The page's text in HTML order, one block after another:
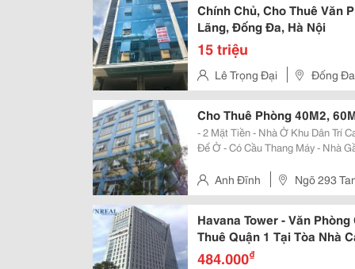
Chính Chủ, Cho Thuê Văn
Lãng, Đống Đa, Hà Nội
15 triệu
Lê Trọng Đại Đống
Cho Thuê Phòng 40M2,
- 2 Mặt Tiền - Nhà Ở Khu Dân Trí Cao , Antt, Tốt Thích Hợp Để Làm Vp, Hoặc
Để Ở - Có Cầu Thang Máy - Nhà Gần Sông Nên Thoáng Mát Liên Hệ: Anh Đĩnh
Anh Đĩnh Ngõ 293
Havana Tower - Văn
Thuê Quận 1 Tại Tòa Nhà
484.000₫